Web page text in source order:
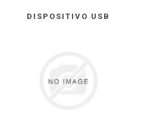
DISPOSITIVO USB